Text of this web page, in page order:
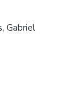
Gabriel